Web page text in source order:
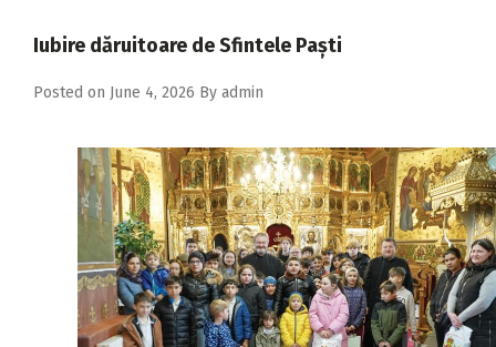
2017
2016
Iubire dăruitoare de Sfintele Paști
Posted on June 4, 2026 By admin